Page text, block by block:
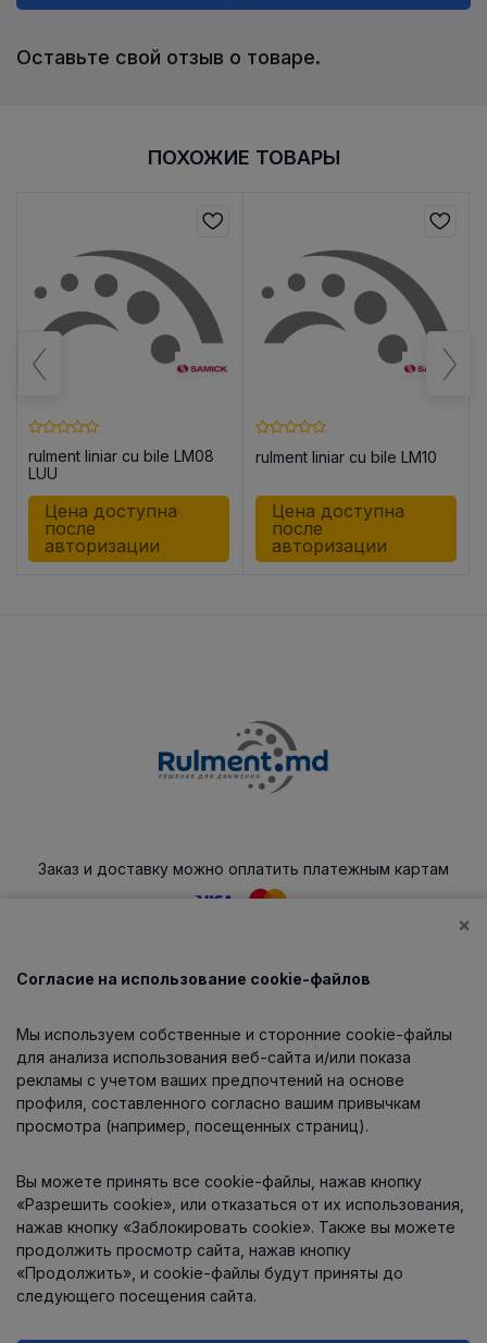
Оставьте свой отзыв о товаре.
ПОХОЖИЕ ТОВАРЫ
rulment liniar cu bile LM08
LUU
Цена доступна
после
авторизации
rulment liniar cu bile LM10
Цена доступна
после
авторизации
Заказ и доставку можно оплатить платежным картам
Каталог
О компании
Информация
Контакты
×
Согласие на использование cookie-файлов
Мы используем собственные и сторонние cookie-файлы
для анализа использования веб-сайта и/или показа
рекламы с учетом ваших предпочтений на основе
профиля, составленного согласно вашим привычкам
просмотра (например, посещенных страниц).
Вы можете принять все cookie-файлы, нажав кнопку
«Разрешить cookie», или отказаться от их использования,
нажав кнопку «Заблокировать cookie». Также вы можете
продолжить просмотр сайта, нажав кнопку
«Продолжить», и cookie-файлы будут приняты до
следующего посещения сайта.